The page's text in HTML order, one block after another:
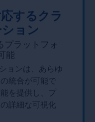
するクラ
ョン
プラットフォ
能
ョンは、あらゆ
統合が可能で
を提供し、プ
詳細な可視化